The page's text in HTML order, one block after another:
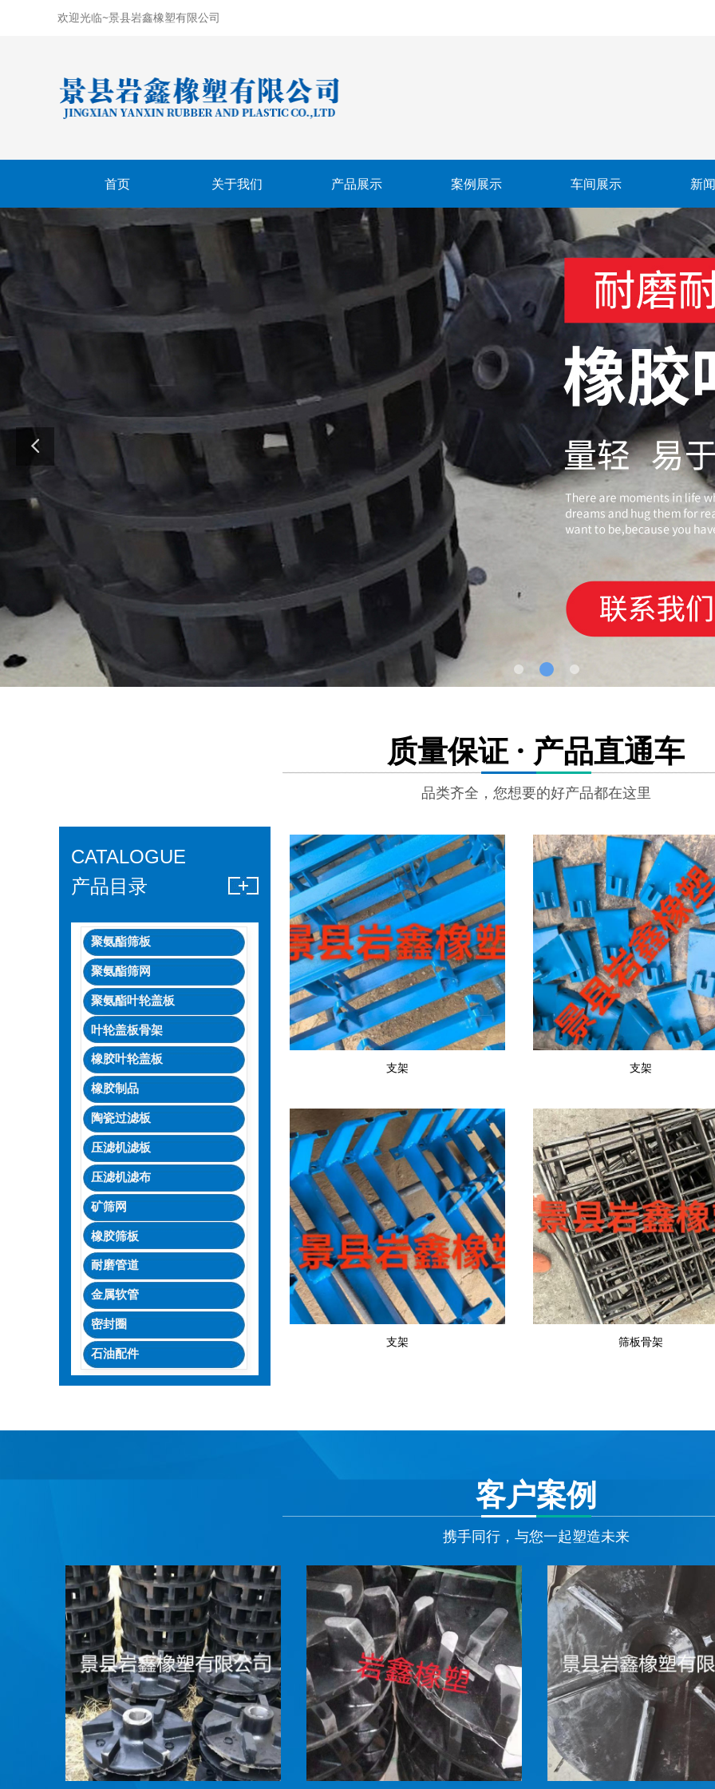
欢迎光临~景县岩鑫橡塑有限公司
首页 关于我们 产品展示 案例展示 车间展示 新
质量保证 · 产品直通车
品类齐全，您想要的好产品都在这里
聚氨酯筛板
聚氨酯筛网
聚氨酯叶轮盖板
叶轮盖板骨架
橡胶叶轮盖板
橡胶制品
陶瓷过滤板
压滤机滤板
压滤机滤布
矿筛网
橡胶筛板
耐磨管道
金属软管
密封圈
石油配件
CATALOGUE
产品目录
支架 支架
支架 筛板骨架
客户案例
携手同行，与您一起塑造未来